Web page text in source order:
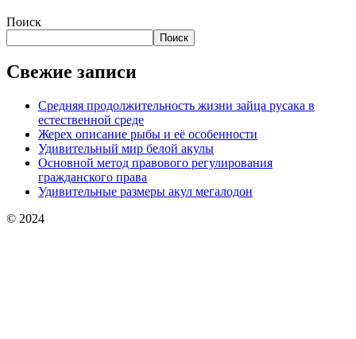
Поиск
Поиск
Свежие записи
Средняя продолжительность жизни зайца русака в
естественной среде
Жерех описание рыбы и её особенности
Удивительный мир белой акулы
Основной метод правового регулирования
гражданского права
Удивительные размеры акул мегалодон
© 2024